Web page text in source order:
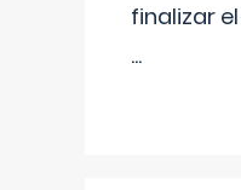
finalizar
...